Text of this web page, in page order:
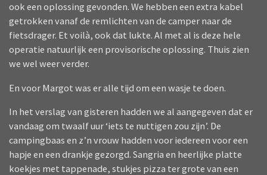
ook een oplossing gevonden. We hebben een extra kabel
getrokken vanaf de remlichten van de camper naar de
fietsdrager. Et voilà, ook dat lukte. Al met al is deze hele
operatie natuurlijk een provisorische oplossing. Thuis zien
we wel weer verder.
En voor Margot was er alle tijd om een wasje te doen.
In het verslag van gisteren hadden we al aangegeven dat er
vandaag om twaalf uur ‘iets te nuttigen zou zijn’. De
campingbaas en z’n vrouw hadden voor iedereen voor een
hapje en een drankje gezorgd. Sangria en heerlijke platte
koekjes met tappenade, stukjes pizza ter grote van een